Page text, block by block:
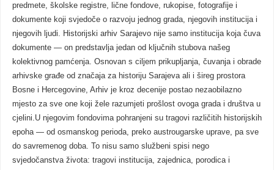
predmete, školske registre, lične fondove, rukopise, fotografije i
dokumente koji svjedoče o razvoju jednog grada, njegovih institucija i
njegovih ljudi. Historijski arhiv Sarajevo nije samo institucija koja čuva
dokumente — on predstavlja jedan od ključnih stubova našeg
kolektivnog pamćenja. Osnovan s ciljem prikupljanja, čuvanja i obrade
arhivske građe od značaja za historiju Sarajeva ali i šireg prostora
Bosne i Hercegovine, Arhiv je kroz decenije postao nezaobilazno
mjesto za sve one koji žele razumjeti prošlost ovoga grada i društva u
cjelini.U njegovim fondovima pohranjeni su tragovi različitih historijskih
epoha — od osmanskog perioda, preko austrougarske uprave, pa sve
do savremenog doba. To nisu samo službeni spisi nego
svjedočanstva života: tragovi institucija, zajednica, porodica i